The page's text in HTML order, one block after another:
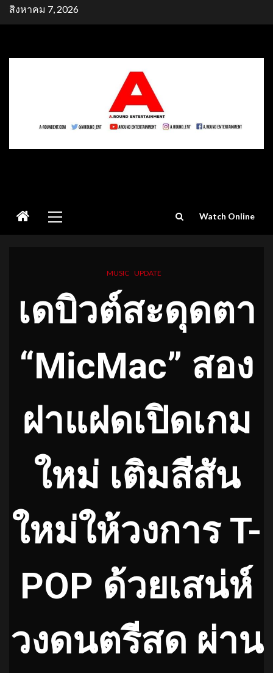
Skipสิงหาคม 7, 2026
Menu
Watch Online
MUSIC UPDATE
เดบิวต์สะดุดตา
“MicMac” สอง
ฝาแฝดเปิดเกม
ใหม่ เติมสีสัน
ใหม่ให้วงการ T-
POP ด้วยเสน่ห์
วงดนตรีสด ผ่าน